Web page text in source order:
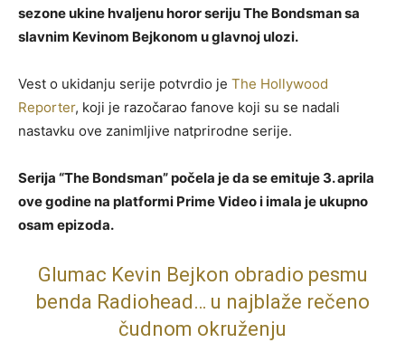
sezone ukine hvaljenu horor seriju The Bondsman sa
slavnim Kevinom Bejkonom u glavnoj ulozi.
Vest o ukidanju serije potvrdio je The Hollywood
Reporter, koji je razočarao fanove koji su se nadali
nastavku ove zanimljive natprirodne serije.
Serija “The Bondsman” počela je da se emituje 3. aprila
ove godine na platformi Prime Video i imala je ukupno
osam epizoda.
Glumac Kevin Bejkon obradio pesmu
benda Radiohead… u najblaže rečeno
čudnom okruženju